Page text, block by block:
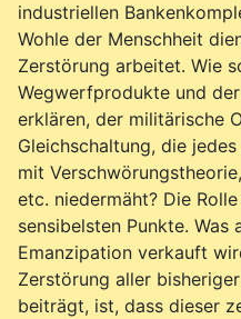
industriellen
Wohle der Menschheit
Zerstörung arbeitet. Wie
Wegwerfprodukte und
erklären, der militärische
Gleichschaltung, die
mit
etc. niedermäht? Die
sensibelsten Punkte. Was
Emanzipation verkauft
Zerstörung aller
beiträgt, ist, dass dieser